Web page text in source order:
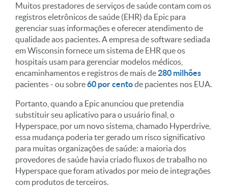
Muitos prestadores de serviços de saúde contam com os
registros eletrônicos de saúde (EHR) da Epic para
gerenciar suas informações e oferecer atendimento de
qualidade aos pacientes. A empresa de software sediada
em Wisconsin fornece um sistema de EHR que os
hospitais usam para gerenciar modelos médicos,
encaminhamentos e registros de mais de 280 milhões
pacientes - ou sobre60 por centode pacientes nos EUA.
Portanto, quando a Epic anunciou que pretendia
substituir seu aplicativo para o usuário final, o
Hyperspace, por um novo sistema, chamado Hyperdrive,
essa mudança poderia ter gerado um risco significativo
para muitas organizações de saúde: a maioria dos
provedores de saúde havia criado fluxos de trabalho no
Hyperspace que foram ativados por meio de integrações
com produtos de terceiros.